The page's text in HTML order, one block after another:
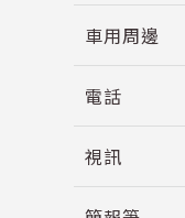
車用周邊
電話
視訊